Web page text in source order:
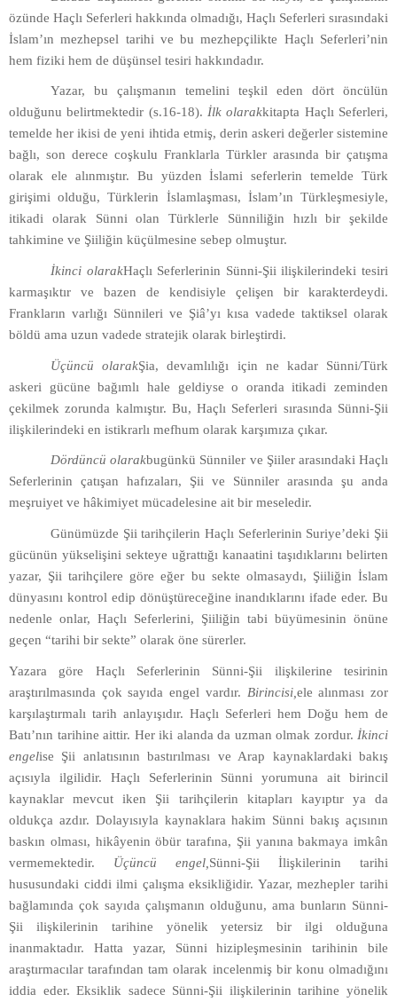
özünde Haçlı Seferleri hakkında olmadığı, Haçlı Seferleri sırasındaki
İslam’ın mezhepsel tarihi ve bu mezhepçilikte Haçlı Seferleri’nin
hem fiziki hem de düşünsel tesiri hakkındadır.
Yazar, bu çalışmanın temelini teşkil eden dört öncülün
olduğunu belirtmektedir (s.16-18). İlk olarakkitapta Haçlı Seferleri,
temelde her ikisi de yeni ihtida etmiş, derin askeri değerler sistemine
bağlı, son derece coşkulu Franklarla Türkler arasında bir çatışma
olarak ele alınmıştır. Bu yüzden İslami seferlerin temelde Türk
girişimi olduğu, Türklerin İslamlaşması, İslam’ın Türkleşmesiyle,
itikadi olarak Sünni olan Türklerle Sünniliğin hızlı bir şekilde
tahkimine ve Şiiliğin küçülmesine sebep olmuştur.
İkinci olarakHaçlı Seferlerinin Sünni-Şii ilişkilerindeki tesiri
karmaşıktır ve bazen de kendisiyle çelişen bir karakterdeydi.
Frankların varlığı Sünnileri ve Şiâ’yı kısa vadede taktiksel olarak
böldü ama uzun vadede stratejik olarak birleştirdi.
Üçüncü olarakŞia, devamlılığı için ne kadar Sünni/Türk
askeri gücüne bağımlı hale geldiyse o oranda itikadi zeminden
çekilmek zorunda kalmıştır. Bu, Haçlı Seferleri sırasında Sünni-Şii
ilişkilerindeki en istikrarlı mefhum olarak karşımıza çıkar.
Dördüncü olarakbugünkü Sünniler ve Şiiler arasındaki Haçlı
Seferlerinin çatışan hafızaları, Şii ve Sünniler arasında şu anda
meşruiyet ve hâkimiyet mücadelesine ait bir meseledir.
Günümüzde Şii tarihçilerin Haçlı Seferlerinin Suriye’deki Şii
gücünün yükselişini sekteye uğrattığı kanaatini taşıdıklarını belirten
yazar, Şii tarihçilere göre eğer bu sekte olmasaydı, Şiiliğin İslam
dünyasını kontrol edip dönüştüreceğine inandıklarını ifade eder. Bu
nedenle onlar, Haçlı Seferlerini, Şiiliğin tabi büyümesinin önüne
geçen “tarihi bir sekte” olarak öne sürerler.
Yazara göre Haçlı Seferlerinin Sünni-Şii ilişkilerine tesirinin
araştırılmasında çok sayıda engel vardır. Birincisi, ele alınması zor
karşılaştırmalı tarih anlayışıdır. Haçlı Seferleri hem Doğu hem de
Batı’nın tarihine aittir. Her iki alanda da uzman olmak zordur. İkinci
engelise Şii anlatısının bastırılması ve Arap kaynaklardaki bakış
açısıyla ilgilidir. Haçlı Seferlerinin Sünni yorumuna ait birincil
kaynaklar mevcut iken Şii tarihçilerin kitapları kayıptır ya da
oldukça azdır. Dolayısıyla kaynaklara hakim Sünni bakış açısının
baskın olması, hikâyenin öbür tarafına, Şii yanına bakmaya imkân
vermemektedir. Üçüncü engel, Sünni-Şii İlişkilerinin tarihi
hususundaki ciddi ilmi çalışma eksikliğidir. Yazar, mezhepler tarihi
bağlamında çok sayıda çalışmanın olduğunu, ama bunların Sünni-
Şii ilişkilerinin tarihine yönelik yetersiz bir ilgi olduğuna
inanmaktadır. Hatta yazar, Sünni hizipleşmesinin tarihinin bile
araştırmacılar tarafından tam olarak incelenmiş bir konu olmadığını
iddia eder. Eksiklik sadece Sünni-Şii ilişkilerinin tarihine yönelik